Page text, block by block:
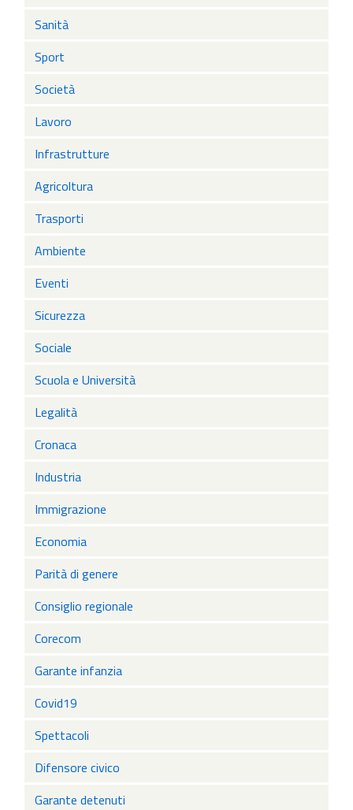
Sanità
Sport
Società
Lavoro
Infrastrutture
Agricoltura
Trasporti
Ambiente
Eventi
Sicurezza
Sociale
Scuola e Università
Legalità
Cronaca
Industria
Immigrazione
Economia
Parità di genere
Consiglio regionale
Corecom
Garante infanzia
Covid19
Spettacoli
Difensore civico
Garante detenuti